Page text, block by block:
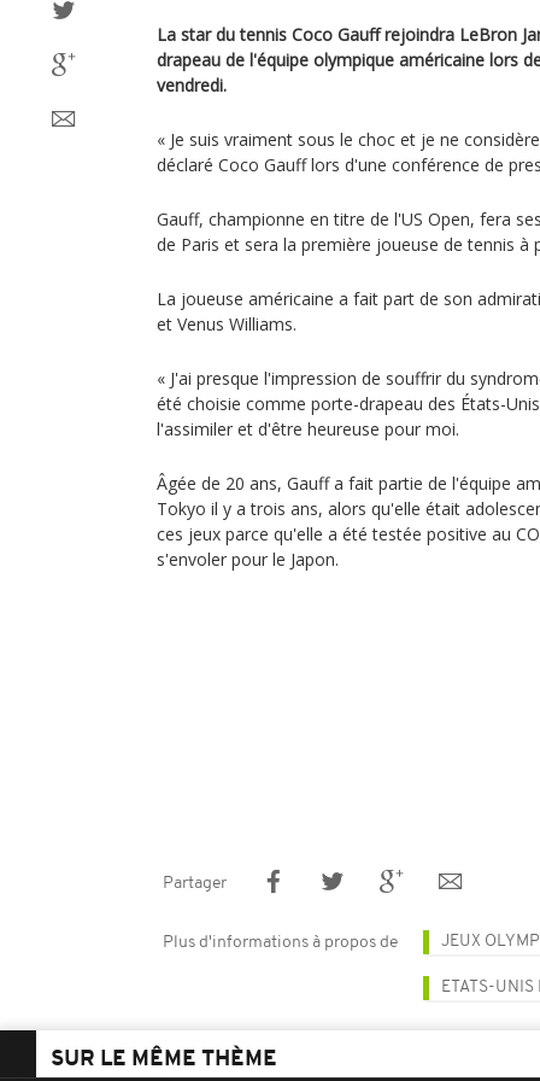
La star du tennis Coco Gauff rejoindra LeBron
drapeau de l'équipe olympique américaine lors
vendredi.
« Je suis vraiment sous le choc et je ne
déclaré Coco Gauff lors d'une conférence de
Gauff, championne en titre de l'US Open, fera
de Paris et sera la première joueuse de tennis à
La joueuse américaine a fait part de son
et Venus Williams.
« J'ai presque l'impression de souffrir du
été choisie comme porte-drapeau des États-
l'assimiler et d'être heureuse pour moi.
Âgée de 20 ans, Gauff a fait partie de l'équipe
Tokyo il y a trois ans, alors qu'elle était
ces jeux parce qu'elle a été testée positive au
s'envoler pour le Japon.
Partager
Plus d'informations à propos de JEUX
ETATS-UNIS
SUR LE MÊME THÈME